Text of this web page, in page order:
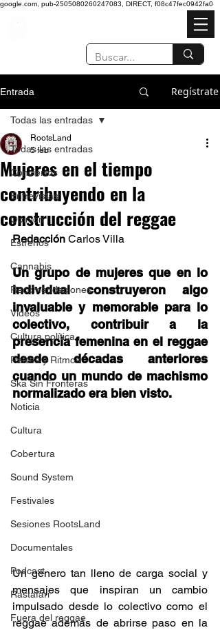
google.com, pub-2505080260247083, DIRECT, f08c47fec0942fa0
Entrada Regístrate
Todas las entradas
Conciertos
Entrevistas
Opinión
Estrenos
Cannabis
Recomendaciones
Videos
Cultura política
Raíces y Ritmos
Ska Sin Fronteras
Noticia
Cultura
Cobertura
Sound System
Festivales
Sesiones RootsLand
Documentales
Podcast
Rastafari
Fuera del reggae
Todas las entradas
Mujeres en el tiempo
contribuyendo en la
construcción del reggae
RootsLand
5 feb
Redacción Carlos Villa
Un grupo de mujeres que en lo
individual construyeron algo
invaluable y memorable para lo
colectivo, contribuir a la
presencia femenina en el reggae
desde décadas anteriores
cuando un mundo de machismo
normalizado era bien visto.
Un género tan lleno de carga social y
mensajes que inspiran un cambio
impulsado desde lo colectivo como el
reggae además de abrirse paso en la